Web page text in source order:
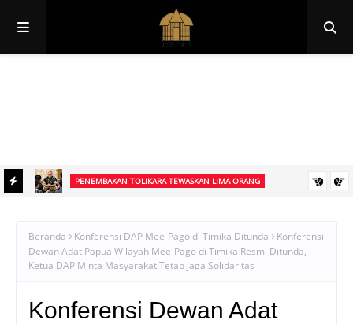
PENEMBAKAN TOLIKARA TEWASKAN LIMA ORANG
Beranda Konferensi DAP Mee-Pago di Timika Ditunda
Konferensi
Dewan Adat Papua Wilayah Mee-Pago di Timika Resmi Ditunda,
Ketua DAP Minta Masyarakat Tetap Jaga Solidaritas
Konferensi Dewan Adat